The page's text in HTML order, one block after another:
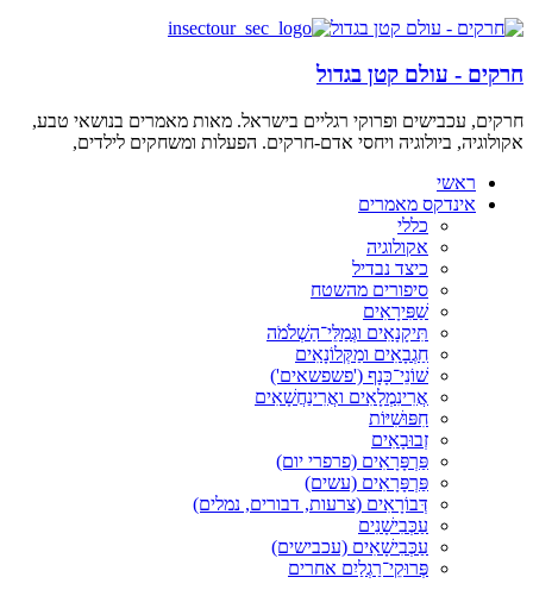
חרקים - עולם קטן בגדול
חרקים, עכבישים ופרוקי רגליים בישראל. מאות מאמרים בנושאי טבע,
אקולוגיה, ביולוגיה ויחסי אדם-חרקים. הפעלות ומשחקים לילדים,
ראשי
אינדקס מאמרים
כללי
אקולוגיה
כיצד נבדיל
סיפורים מהשטח
שַׁפִּירָאִים
תִּיקָנָאִים וגְּמַלֵּי־הַשְׁלֹמֹה
חַגְבָאִים ומַקְּלוֹנָאִים
שׁוֹנֵי־כָּנָף ('פשפשאים')
אֲרִינִמְלָאִים ואֲרִינַחֲשָׁאִים
חִפּוּשִׁיּוֹת
זְבוּבָאִים
פַּרְפָּרָאִים (פרפרי יום)
פַּרְפָּרָאִים (עשים)
דְּבוֹרָאִים (צרעות, דבורים, נמלים)
עַכְּבִישָׁנִים
עַכְּבִישָׁאִים (עכבישים)
פְּרוּקֵי־רַגְלַיִם אחרים